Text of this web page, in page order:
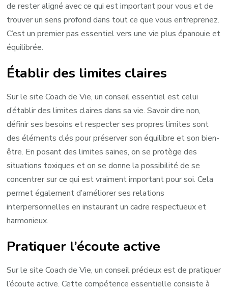
de rester aligné avec ce qui est important pour vous et de
trouver un sens profond dans tout ce que vous entreprenez.
C’est un premier pas essentiel vers une vie plus épanouie et
équilibrée.
Établir des limites claires
Sur le site Coach de Vie, un conseil essentiel est celui
d’établir des limites claires dans sa vie. Savoir dire non,
définir ses besoins et respecter ses propres limites sont
des éléments clés pour préserver son équilibre et son bien-
être. En posant des limites saines, on se protège des
situations toxiques et on se donne la possibilité de se
concentrer sur ce qui est vraiment important pour soi. Cela
permet également d’améliorer ses relations
interpersonnelles en instaurant un cadre respectueux et
harmonieux.
Pratiquer l’écoute active
Sur le site Coach de Vie, un conseil précieux est de pratiquer
l’écoute active. Cette compétence essentielle consiste à